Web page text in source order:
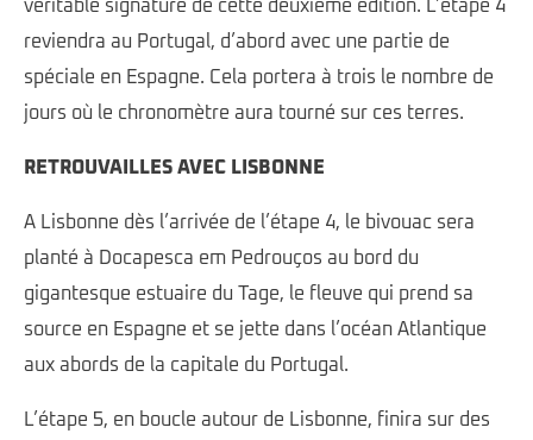
véritable signature de cette deuxième édition. L’étape 4
reviendra au Portugal, d’abord avec une partie de
spéciale en Espagne. Cela portera à trois le nombre de
jours où le chronomètre aura tourné sur ces terres.
RETROUVAILLES AVEC LISBONNE
A Lisbonne dès l’arrivée de l’étape 4, le bivouac sera
planté à Docapesca em Pedrouços au bord du
gigantesque estuaire du Tage, le fleuve qui prend sa
source en Espagne et se jette dans l’océan Atlantique
aux abords de la capitale du Portugal.
L’étape 5, en boucle autour de Lisbonne, finira sur des